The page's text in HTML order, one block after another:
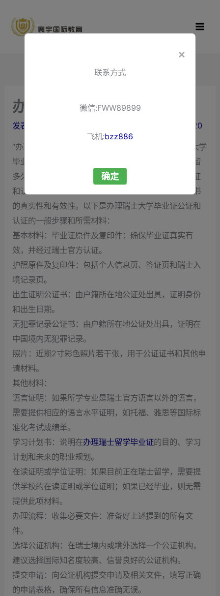
育
办理瑞士大学毕业证
发表评论 2024-09-20
“办理瑞士大学毕业证”办理瑞士大学毕业证，办瑞士大学
毕业证需要什么，瑞士大学毕业时间，瑞士毕业后能留
多久，瑞士留学学历认证，办理瑞士大学毕业证的公证
和认证是一个涉及多个步骤的过程，旨在确保毕业证书
的真实性和有效性。以下是办理瑞士大学毕业证公证和
认证的一般步骤和所需材料：
‌基本材料‌：毕业证原件及复印件：确保毕业证真实有
效，并经过瑞士官方认证。
护照原件及复印件：包括个人信息页、签证页和瑞士入
境记录页。
出生证明公证书：由户籍所在地公证处出具，证明身份
和出生日期。
无犯罪记录公证书：由户籍所在地公证处出具，证明在
中国境内无犯罪记录。
照片：近期2寸彩色照片若干张，用于公证证书和其他申
请材料。
‌其他材料‌：
语言证明：如果所学专业是瑞士官方语言以外的语言，
需要提供相应的语言水平证明，如托福、雅思等国际标
准化考试成绩单。
学习计划书：说明在办理瑞士留学毕业证的目的、学习
计划和未来的职业规划。
在读证明或学位证明：如果目前正在瑞士留学，需要提
供学校的在读证明或学位证明；如果已经毕业，则无需
提供此项材料。
‌办理流程‌：收集必要文件：准备好上述提到的所有文
件。
选择公证机构：在瑞士境内或境外选择一个公证机构，
建议选择国际知名度较高、信誉良好的公证机构。
提交申请：向公证机构提交申请及相关文件，填写正确
的申请表格，确保所有信息准确无误。
×
联系方式
微信:FWW89899
飞机:bzz886
确定